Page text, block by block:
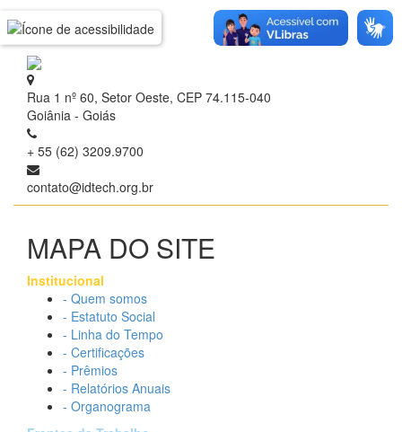
Rua 1 nº 60, Setor Oeste, CEP 74.115-040
Goiânia - Goiás
+ 55 (62) 3209.9700
contato@idtech.org.br
MAPA DO SITE
Institucional
- Quem somos
- Estatuto Social
- Linha do Tempo
- Certificações
- Prêmios
- Relatórios Anuais
- Organograma